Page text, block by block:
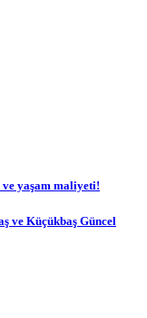
ve yaşam maliyeti!
ve Küçükbaş Güncel